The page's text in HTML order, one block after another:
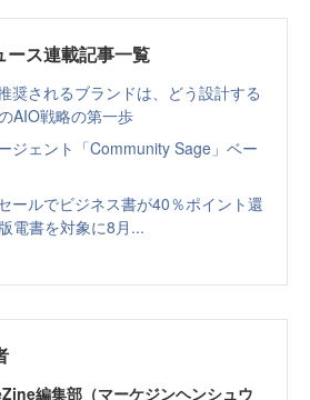
ス連載記事一覧
奨されるブランドは、どう設計する
AIO戦略の第一歩
ジェント「Community Sage」ベー
ールでビジネス書が40％ポイント還
電書を対象に8月...
編集部（マーケジンヘンシュウ